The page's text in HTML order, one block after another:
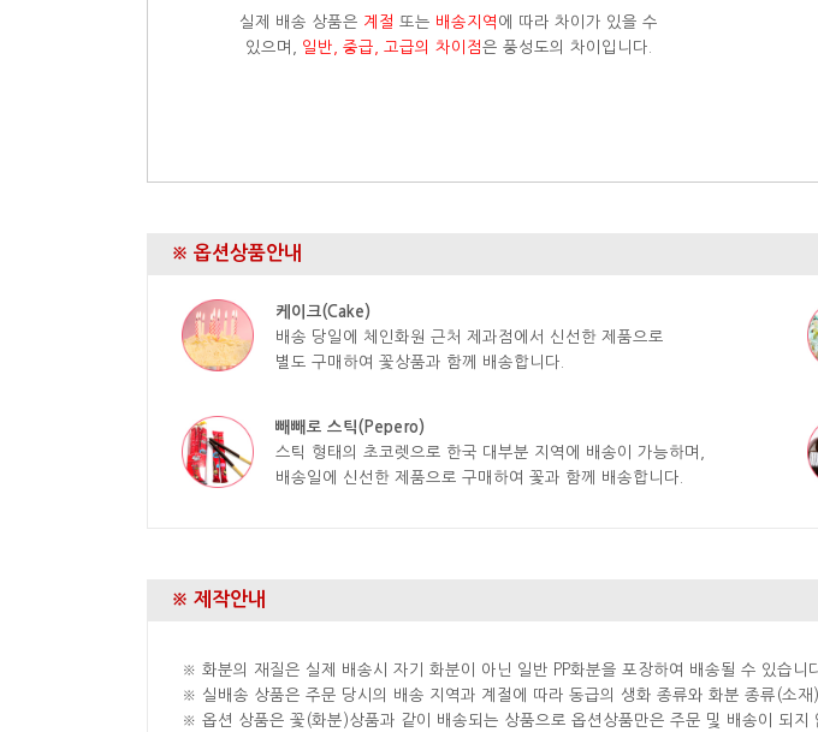
실제 배송 상품은 계절 또는 배송지역 에 따라 차이가 있을 수
있으며, 일반, 중급, 고급의 차이점은 풍성도의 차이입니다.
※ 옵션상품안내
케이크(Cake)
배송 당일에 체인화원 근처 제과점에서 신선한 제품으로
별도 구매하여 꽃상품과 함께 배송합니다.
빼빼로 스틱(Pepero)
스틱 형태의 초코렛으로 한국 대부분 지역에 배송이 가능하며,
배송일에 신선한 제품으로 구매하여 꽃과 함께 배송합니다.
※ 제작안내
※ 화분의 재질은 실제 배송시 자기 화분이 아닌 일반 PP화분을 포장하여 배송될 수 있습니
※ 실배송 상품은 주문 당시의 배송 지역과 계절에 따라 동급의 생화 종류와 화분 종류(소재
※ 옵션 상품은 꽃(화분)상품과 같이 배송되는 상품으로 옵션상품만은 주문 및 배송이 되지